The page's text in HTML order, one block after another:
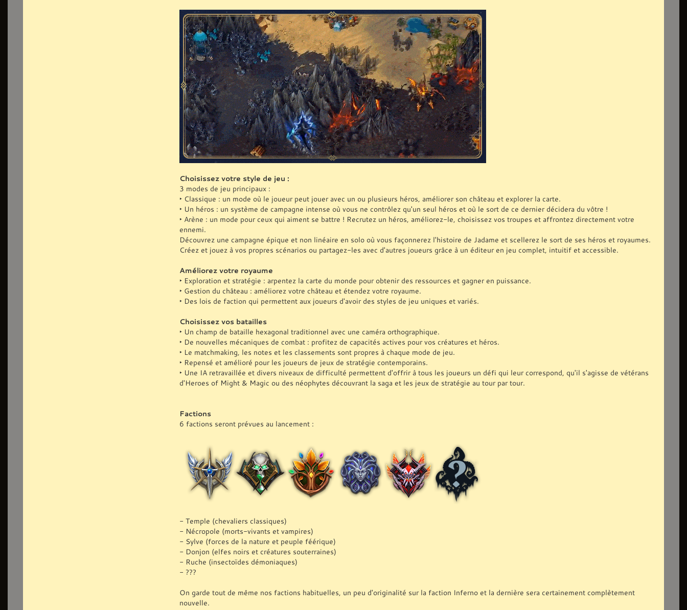
Choisissez votre style de jeu :
3 modes de jeu principaux :
‣ Classique : un mode où le joueur peut jouer avec un ou plusieurs héros, améliorer son château et explorer la carte.
‣ Un héros : un système de campagne intense où vous ne contrôlez qu'un seul héros et où le sort de ce dernier décidera du vôtre !
‣ Arène : un mode pour ceux qui aiment se battre ! Recrutez un héros, améliorez-le, choisissez vos troupes et affrontez directement votre
ennemi.
Découvrez une campagne épique et non linéaire en solo où vous façonnerez l'histoire de Jadame et scellerez le sort de ses héros et royaumes.
Créez et jouez à vos propres scénarios ou partagez-les avec d'autres joueurs grâce à un éditeur en jeu complet, intuitif et accessible.
Améliorez votre royaume
‣ Exploration et stratégie : arpentez la carte du monde pour obtenir des ressources et gagner en puissance.
‣ Gestion du château : améliorez votre château et étendez votre royaume.
‣ Des lois de faction qui permettent aux joueurs d'avoir des styles de jeu uniques et variés.
Choisissez vos batailles
‣ Un champ de bataille hexagonal traditionnel avec une caméra orthographique.
‣ De nouvelles mécaniques de combat : profitez de capacités actives pour vos créatures et héros.
‣ Le matchmaking, les notes et les classements sont propres à chaque mode de jeu.
‣ Repensé et amélioré pour les joueurs de jeux de stratégie contemporains.
‣ Une IA retravaillée et divers niveaux de difficulté permettent d'offrir à tous les joueurs un défi qui leur correspond, qu'il s'agisse de vétérans
d'Heroes of Might & Magic ou des néophytes découvrant la saga et les jeux de stratégie au tour par tour.
Factions
6 factions seront prévues au lancement :
- Temple (chevaliers classiques)
- Nécropole (morts-vivants et vampires)
- Sylve (forces de la nature et peuple féérique)
- Donjon (elfes noirs et créatures souterraines)
- Ruche (insectoïdes démoniaques)
- ???
On garde tout de même nos factions habituelles, un peu d'originalité sur la faction Inferno et la dernière sera certainement complètement
nouvelle.